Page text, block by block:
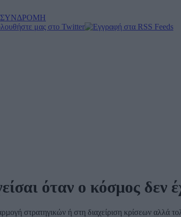
ΣΥΝΔΡΟΜΗ
όταν ο κόσµος δεν
στρατηγικών ή στη διαχείριση κρίσεων